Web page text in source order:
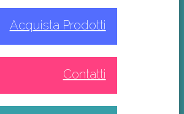
Acquista Prodotti
Contatti